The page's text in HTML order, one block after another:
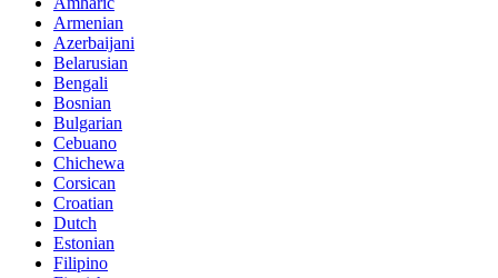
Armenian
Azerbaijani
Belarusian
Bengali
Bosnian
Bulgarian
Cebuano
Chichewa
Corsican
Croatian
Dutch
Estonian
Filipino